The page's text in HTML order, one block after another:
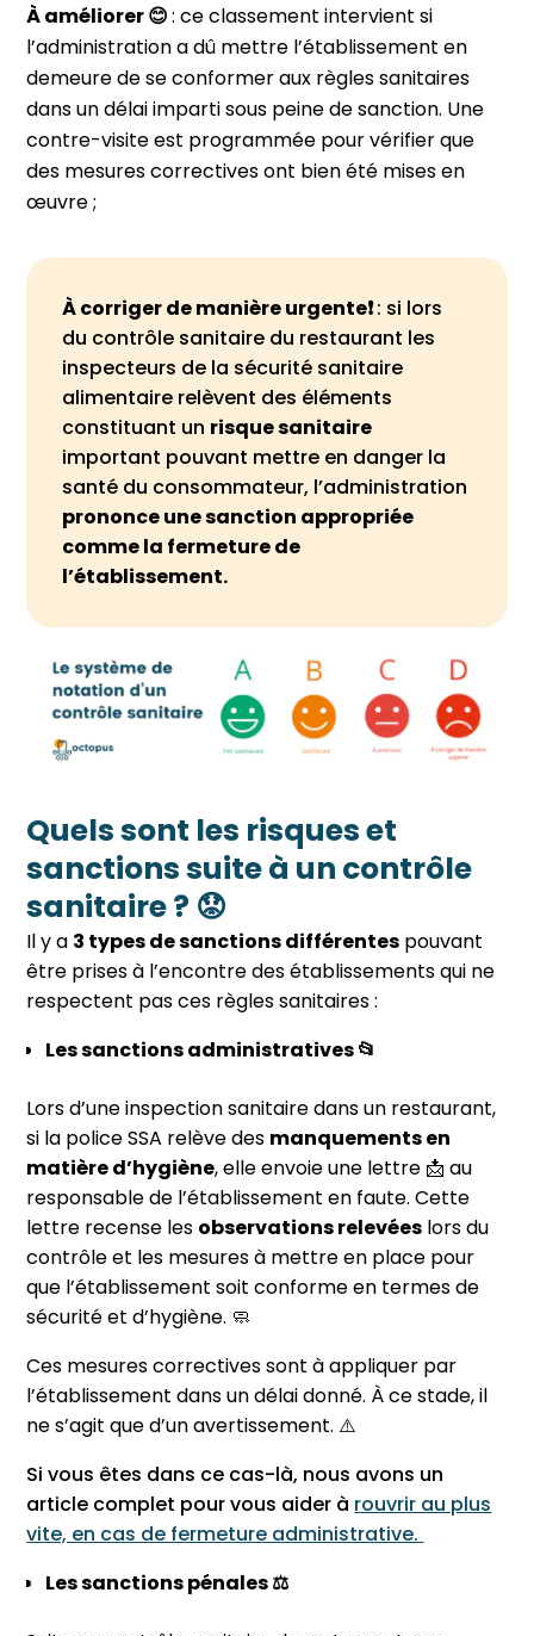
À améliorer 😊: ce classement intervient si
l’administration a dû mettre l’établissement en
demeure de se conformer aux règles sanitaires
dans un délai imparti sous peine de sanction. Une
contre-visite est programmée pour vérifier que
des mesures correctives ont bien été mises en
œuvre ;
À corriger de manière urgente❗️: si lors
du contrôle sanitaire du restaurant les
inspecteurs de la sécurité sanitaire
alimentaire relèvent des éléments
constituant un risque sanitaire
important pouvant mettre en danger la
santé du consommateur, l’administration
prononce une sanction appropriée
comme la fermeture de
l’établissement.
Quels sont les risques et
sanctions suite à un contrôle
sanitaire ? 😟
Il y a 3 types de sanctions différentes pouvant
être prises à l’encontre des établissements qui ne
respectent pas ces règles sanitaires :
Les sanctions administratives 📂
Lors d’une inspection sanitaire dans un restaurant,
si la police SSA relève des manquements en
matière d’hygiène,elle envoie une lettre 📩 au
responsable de l’établissement en faute. Cette
lettre recense les observations relevées lors du
contrôle et les mesures à mettre en place pour
que l’établissement soit conforme en termes de
sécurité et d’hygiène. 🧼
Ces mesures correctives sont à appliquer par
l’établissement dans un délai donné. À ce stade, il
ne s’agit que d’un avertissement. ⚠️​
Si vous êtes dans ce cas-là, nous avons un
article complet pour vous aider à rouvrir au plus
vite, en cas de fermeture administrative.
Les sanctions pénales ⚖️